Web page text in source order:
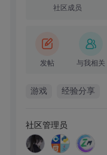
社区成员
发帖 与我相关
游戏 经验分享
社区管理员